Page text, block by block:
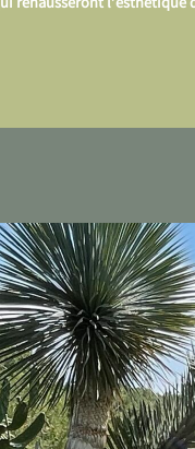
rehausseront l’esthétique